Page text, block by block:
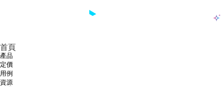
首頁
產品
定價
用例
資源